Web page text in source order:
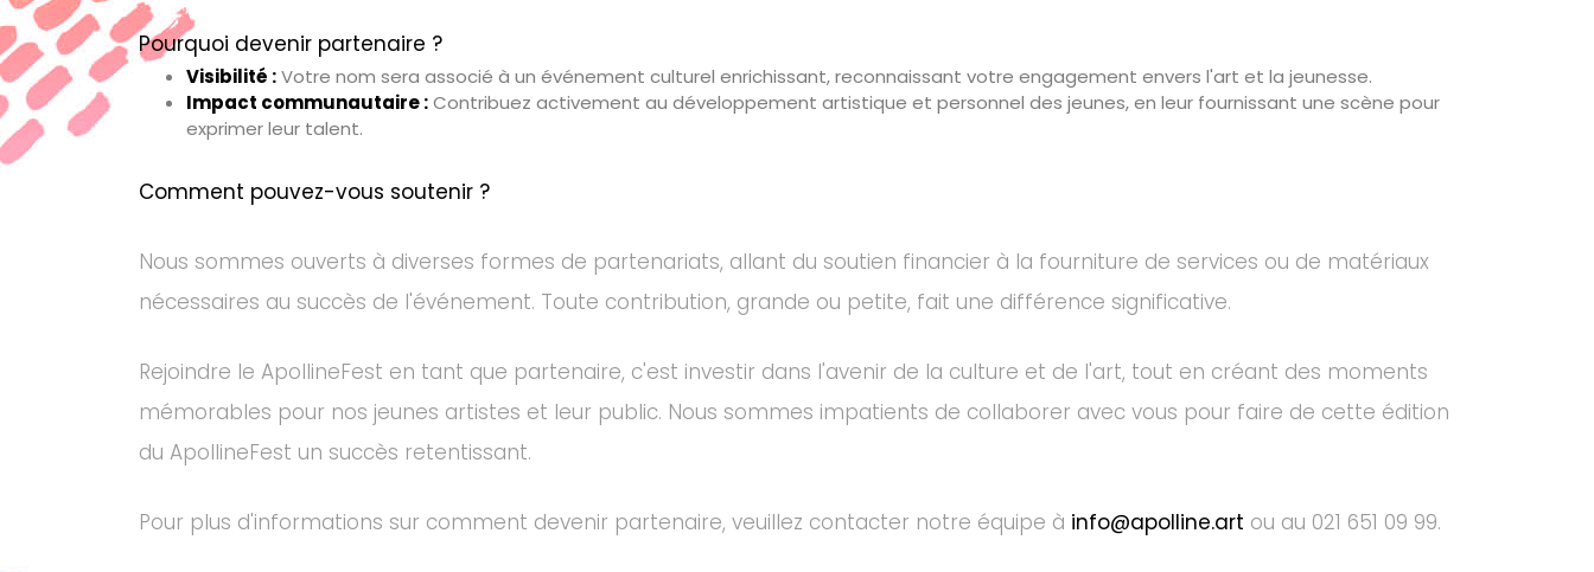
Pourquoi devenir partenaire ?
Visibilité :Votre nom sera associé à un événement culturel enrichissant, reconnaissant votre engagement envers l'art et la jeunesse.
Impact communautaire :Contribuez activement au développement artistique et personnel des jeunes, en leur fournissant une scène pour
exprimer leur talent.
Comment pouvez-vous soutenir ?
Nous sommes ouverts à diverses formes de partenariats, allant du soutien financier à la fourniture de services ou de matériaux
nécessaires au succès de l'événement. Toute contribution, grande ou petite, fait une différence significative.
Rejoindre le ApollineFest en tant que partenaire, c'est investir dans l'avenir de la culture et de l'art, tout en créant des moments
mémorables pour nos jeunes artistes et leur public. Nous sommes impatients de collaborer avec vous pour faire de cette édition
du ApollineFest un succès retentissant.
Pour plus d'informations sur comment devenir partenaire, veuillez contacter notre équipe à info@apolline.art ou au 021 651 09 99.